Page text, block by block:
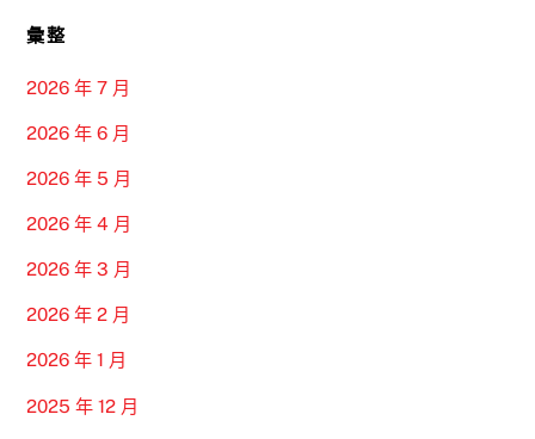
彙整
2026 年 7 月
2026 年 6 月
2026 年 5 月
2026 年 4 月
2026 年 3 月
2026 年 2 月
2026 年 1 月
2025 年 12 月